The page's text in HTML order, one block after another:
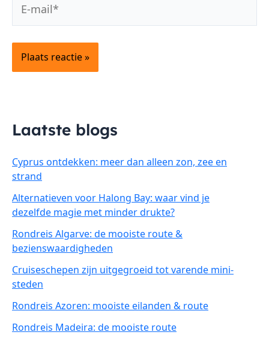
Laatste blogs
Cyprus ontdekken: meer dan alleen zon, zee en
strand
Alternatieven voor Halong Bay: waar vind je
dezelfde magie met minder drukte?
Rondreis Algarve: de mooiste route &
bezienswaardigheden
Cruiseschepen zijn uitgegroeid tot varende mini-
steden
Rondreis Azoren: mooiste eilanden & route
Rondreis Madeira: de mooiste route
mail*